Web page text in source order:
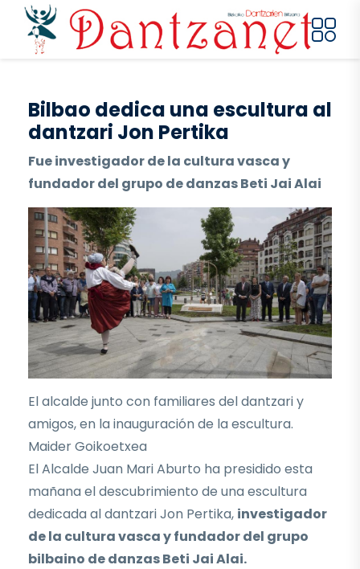
Pasar al contenido principal
Bilbao dedica una escultura al
dantzari Jon Pertika
Fue investigador de la cultura vasca y
fundador del grupo de danzas Beti Jai Alai
El alcalde junto con familiares del dantzari y
amigos, en la inauguración de la escultura.
Maider Goikoetxea
El Alcalde Juan Mari Aburto ha presidido esta
mañana el descubrimiento de una escultura
dedicada al dantzari Jon Pertika, investigador
de la cultura vasca y fundador del grupo
bilbaino de danzas Beti Jai Alai.